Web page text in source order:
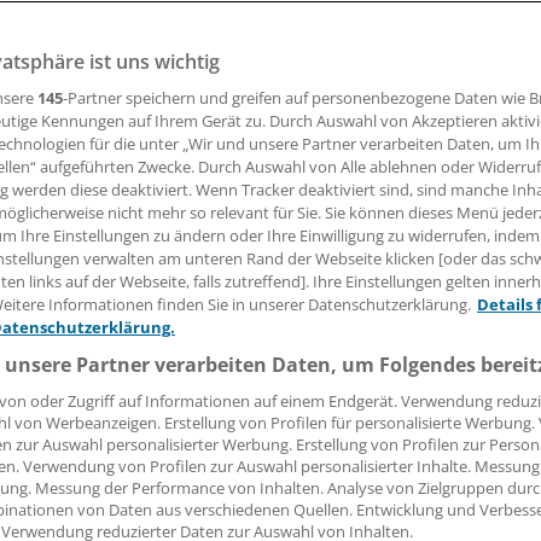
Sitagliptin: In der Sicherheitsstudie TECOS hatte der DPP-
auf die kardiovaskuläre Ereignisrate der Teilnehmer.
Leserin, lieber Leser,
Beitrag können Sie lesen, sobald Sie sich eingeloggt
Jetzt anmelden »
Kostenlos
vergessen?
Problem beim Login?
ist mit wenigen Klicks erledigt und kostenlos.
des kostenlosen Login:
Analysen, Hintergründe und Infografiken
Interviews und Praxis-Tipps
auf allemedizinischen Berichte und Kommentare
ist uns wichtig
145-Partner speichern und greifen auf personenbezogene Daten wie
Kennungen auf Ihrem Gerät zu. Durch Auswahl von Akzeptieren
für die unter „Wir und unsere Partner verarbeiten Daten, um
aufgeführten Zwecke. Durch Auswahl von Alle ablehnen oder
werden diese deaktiviert. Wenn Tracker deaktiviert sind, sind manche
nicht mehr so relevant für Sie. Sie können dieses Menü
Ihre Einstellungen zu ändern oder Ihre Einwilligung zu widerrufen, indem
verwalten am unteren Rand der Webseite klicken [oder das
links auf der Webseite, falls zutreffend]. Ihre Einstellungen gelten
Informationen finden Sie in unserer Datenschutzerklärung. Details
Partner verarbeiten Daten, um Folgendes
oder Zugriff auf Informationen auf einem Endgerät. Verwendung
von Werbeanzeigen. Erstellung von Profilen für personalisierte
zur Auswahl personalisierter Werbung. Erstellung von Profilen zur
Verwendung von Profilen zur Auswahl personalisierter Inhalte.
Messung der Performance von Inhalten. Analyse von Zielgruppen
von Daten aus verschiedenen Quellen. Entwicklung und
reduzierter Daten zur Auswahl von Inhalten.